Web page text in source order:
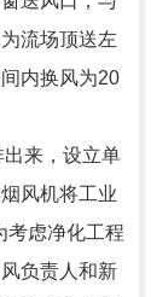
流场顶送左
内换风为20
来，设立单
风机将工业
考虑净化工程
负责人和新